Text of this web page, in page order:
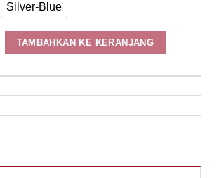
Silver-Blue
TAMBAHKAN KE KERANJANG